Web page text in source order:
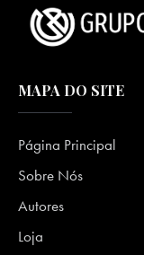
MAPA DO SITE
Página Principal
Sobre Nós
Autores
Loja